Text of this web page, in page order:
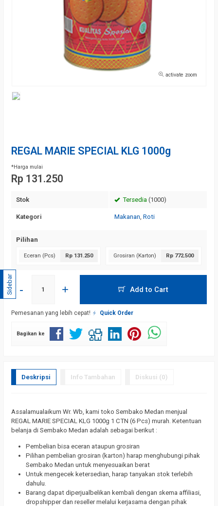
activate zoom
REGAL MARIE SPECIAL KLG 1000g
*Harga mulai
Rp 131.250
Stok Tersedia (1000)
Kategori Makanan, Roti
Pilihan
Eceran (Pcs) Rp 131.250 Grosiran (Karton) Rp 772.500
- + Add to Cart
Pemesanan yang lebih cepat! Quick Order
Bagikan ke
Deskripsi Info Tambahan Diskusi (0)
Assalamualaikum Wr. Wb, kami toko Sembako Medan menjual
REGAL MARIE SPECIAL KLG 1000g 1 CTN (6 Pcs) murah. Ketentuan
belanja di Sembako Medan adalah sebagai berikut :
Pembelian bisa eceran ataupun grosiran
Pilihan pembelian grosiran (karton) harap menghubungi pihak
Sembako Medan untuk menyesuaikan berat
Untuk mengecek ketersedian, harap tanyakan stok terlebih
dahulu.
Barang dapat diperjualbelikan kembali dengan skema affiliasi,
dropshipper dan reseller melalui kerjasama dengan pihak
Sidebar